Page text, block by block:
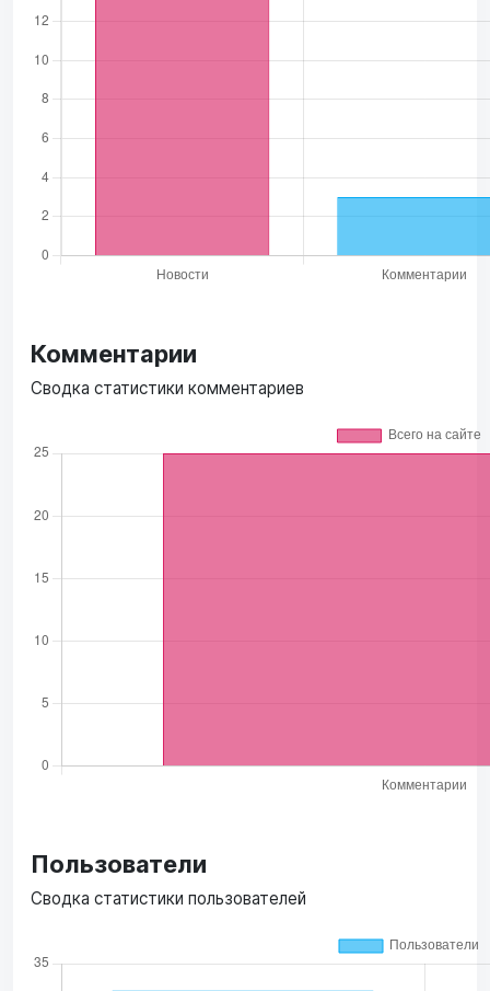
Комментарии
Сводка статистики комментариев
Пользователи
Сводка статистики пользователей